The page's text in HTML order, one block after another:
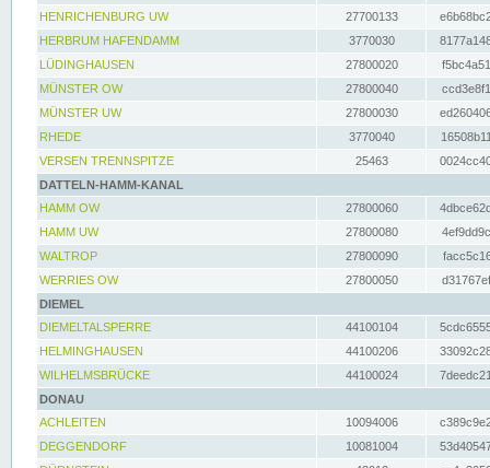
HENRICHENBURG UW
27700133
HERBRUM HAFENDAMM
3770030
LÜDINGHAUSEN
27800020
MÜNSTER OW
27800040
MÜNSTER UW
27800030
RHEDE
3770040
VERSEN TRENNSPITZE
25463
DATTELN-HAMM-KANAL
HAMM OW
27800060
HAMM UW
27800080
WALTROP
27800090
WERRIES OW
27800050
DIEMEL
DIEMELTALSPERRE
44100104
HELMINGHAUSEN
44100206
WILHELMSBRÜCKE
44100024
DONAU
ACHLEITEN
10094006
DEGGENDORF
10081004